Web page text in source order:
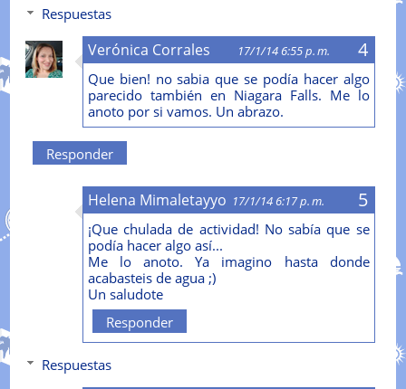
Respuestas
Verónica Corrales 17/1/14 6:55 p. m.
Que bien! no sabia que se podía hacer algo
parecido también en Niagara Falls. Me lo
anoto por si vamos. Un abrazo.
Responder
Helena Mimaletayyo 17/1/14 6:17 p. m.
¡Que chulada de actividad! No sabía que se
podía hacer algo así...
Me lo anoto. Ya imagino hasta donde
acabasteis de agua ;)
Un saludote
Responder
Respuestas